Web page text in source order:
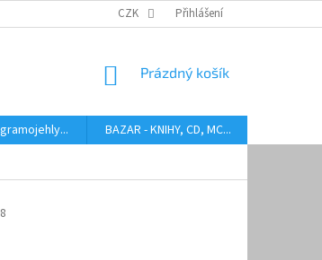
STAVU BAZAROVÝCH LP AUDIOKAZETY ANEB
CZK Přihlášení
NÁKUPNÍ
Prázdný košík
BAZAR - KNIHY, CD, MC...